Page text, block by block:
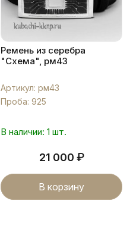
Ремень из серебра
"Схема", рм43
Артикул: рм43
Проба: 925
В наличии: 1 шт.
21 000 ₽
В корзину